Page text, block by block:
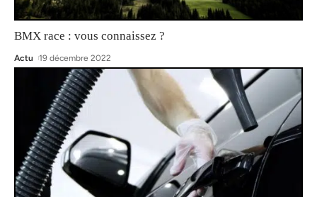
BMX race : vous connaissez ?
Actu 19 décembre 2022